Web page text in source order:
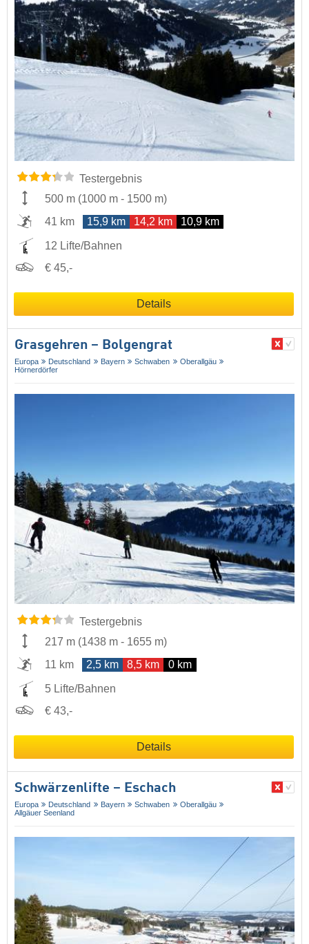
Testergebnis
500 m (1000 m - 1500 m)
41 km
15,9 km 14,2 km 10,9 km
12 Lifte/Bahnen
€ 45,-
Details
Grasgehren – Bolgengrat
Europa Deutschland Bayern Schwaben
Oberallgäu
Hörnerdörfer
Testergebnis
217 m (1438 m - 1655 m)
11 km
2,5 km 8,5 km 0 km
5 Lifte/Bahnen
€ 43,-
Details
Schwärzenlifte – Eschach
Europa Deutschland Bayern Schwaben
Oberallgäu
Allgäuer Seenland